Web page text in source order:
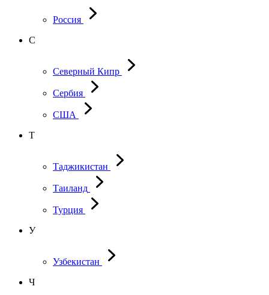
Россия
С
Северный Кипр
Сербия
США
Т
Таджикистан
Таиланд
Турция
У
Узбекистан
Ч